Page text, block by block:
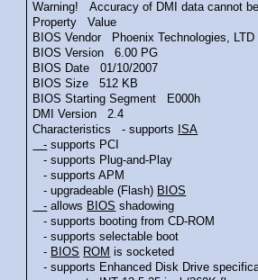
Warning! Accuracy of DMI data cannot
Property Value
BIOS Vendor Phoenix Technologies, LTD
BIOS Version 6.00 PG
BIOS Date 01/10/2007
BIOS Size 512 KB
BIOS Starting Segment E000h
DMI Version 2.4
Characteristics - supports
ISA
- supports PCI
- supports Plug-and-Play
- supports APM
- upgradeable (Flash) BIOS
- allows BIOS shadowing
- supports booting from CD-ROM
- supports selectable boot
- BIOS ROM is socketed
- supports Enhanced Disk Drive